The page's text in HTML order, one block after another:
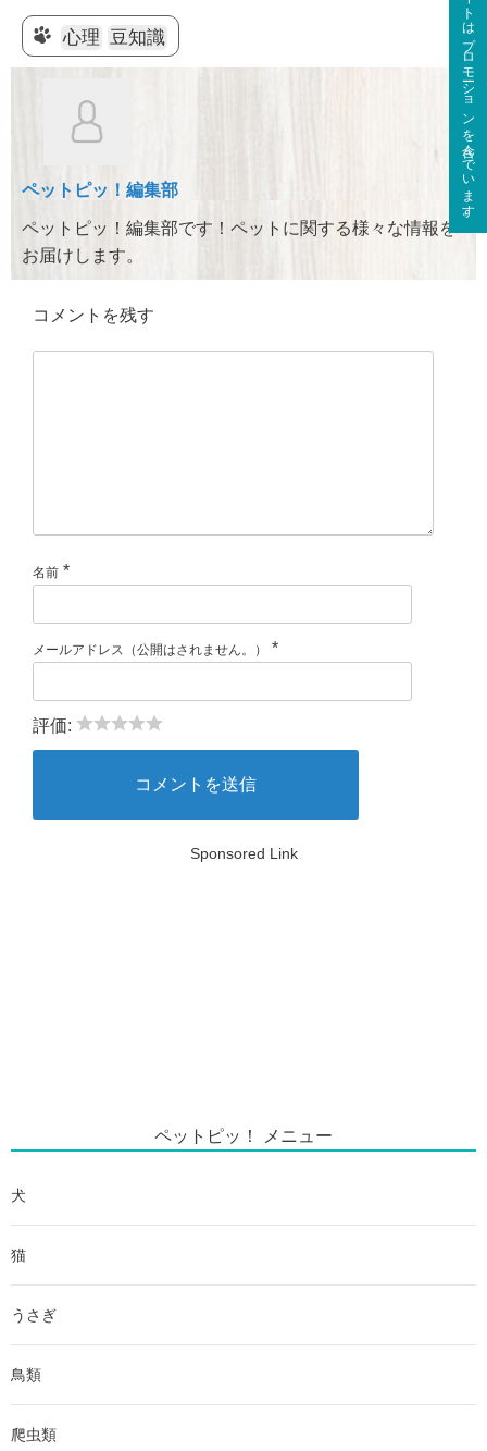
n
e
a
c
e
o
k
wi
tt
er
n
心理 豆知識
ペットピッ！編集部
ペットピッ！編集部です！ペットに関する様々な情報を
お届けします。
コメントを残す
名前 *
メールアドレス（公開はされません。） *
評価:
Sponsored Link
ペットピッ！ メニュー
犬
猫
うさぎ
鳥類
爬虫類
このサイトはプロモーションを含んでいます。